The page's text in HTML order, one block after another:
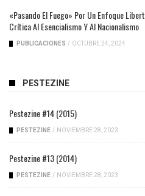
«Pasando El Fuego» Por Un Enfoque
Crítica Al Esencialismo Y Al Nacionalismo
PUBLICACIONES / OCTUBRE 24, 2024
PESTEZINE
Pestezine #14 (2015)
PESTEZINE / NOVIEMBRE 28, 2023
Pestezine #13 (2014)
PESTEZINE / NOVIEMBRE 28, 2023